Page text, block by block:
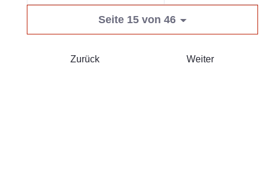
Seite 15 von 46
Zurück Weiter